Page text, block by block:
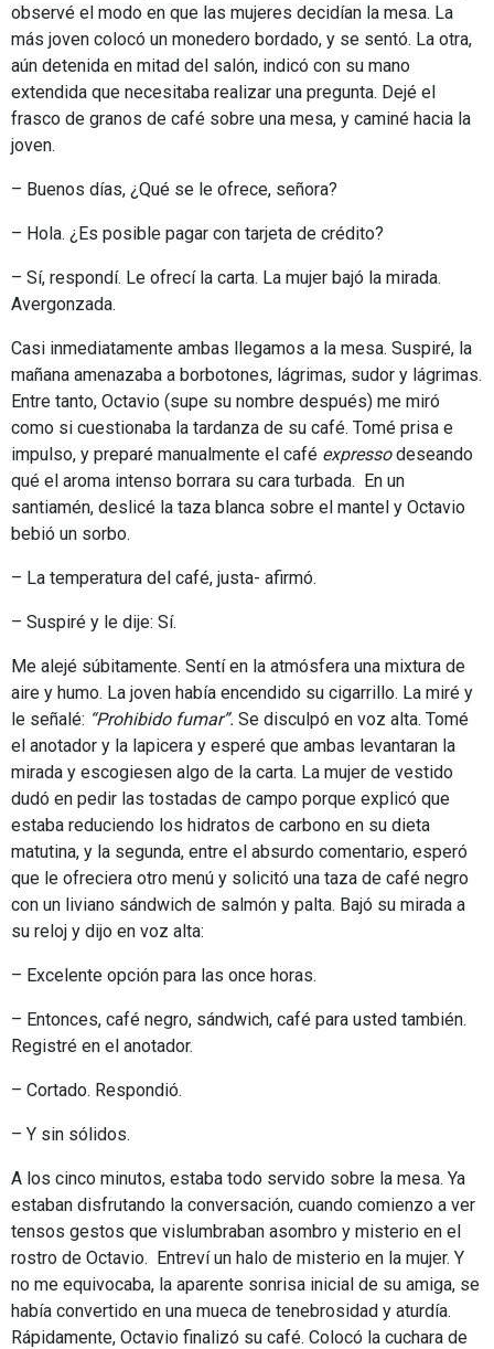
observé el modo en que las mujeres decidían la mesa. La
más joven colocó un monedero bordado, y se sentó. La otra,
aún detenida en mitad del salón, indicó con su mano
extendida que necesitaba realizar una pregunta. Dejé el
frasco de granos de café sobre una mesa, y caminé hacia la
joven.
– Buenos días, ¿Qué se le ofrece, señora?
– Hola. ¿Es posible pagar con tarjeta de crédito?
– Sí, respondí. Le ofrecí la carta. La mujer bajó la mirada.
Avergonzada.
Casi inmediatamente ambas llegamos a la mesa. Suspiré, la
mañana amenazaba a borbotones, lágrimas, sudor y lágrimas.
Entre tanto, Octavio (supe su nombre después) me miró
como si cuestionaba la tardanza de su café. Tomé prisa e
impulso, y preparé manualmente el café expressodeseando
qué el aroma intenso borrara su cara turbada. En un
santiamén, deslicé la taza blanca sobre el mantel y Octavio
bebió un sorbo.
– La temperatura del café, justa- afirmó.
– Suspiré y le dije: Sí.
Me alejé súbitamente. Sentí en la atmósfera una mixtura de
aire y humo. La joven había encendido su cigarrillo. La miré y
le señalé: “Prohibido fumar”. Se disculpó en voz alta. Tomé
el anotador y la lapicera y esperé que ambas levantaran la
mirada y escogiesen algo de la carta. La mujer de vestido
dudó en pedir las tostadas de campo porque explicó que
estaba reduciendo los hidratos de carbono en su dieta
matutina, y la segunda, entre el absurdo comentario, esperó
que le ofreciera otro menú y solicitó una taza de café negro
con un liviano sándwich de salmón y palta. Bajó su mirada a
su reloj y dijo en voz alta:
– Excelente opción para las once horas.
– Entonces, café negro, sándwich, café para usted también.
Registré en el anotador.
– Cortado. Respondió.
– Y sin sólidos.
A los cinco minutos, estaba todo servido sobre la mesa. Ya
estaban disfrutando la conversación, cuando comienzo a ver
tensos gestos que vislumbraban asombro y misterio en el
rostro de Octavio. Entreví un halo de misterio en la mujer. Y
no me equivocaba, la aparente sonrisa inicial de su amiga, se
había convertido en una mueca de tenebrosidad y aturdía.
Rápidamente, Octavio finalizó su café. Colocó la cuchara de